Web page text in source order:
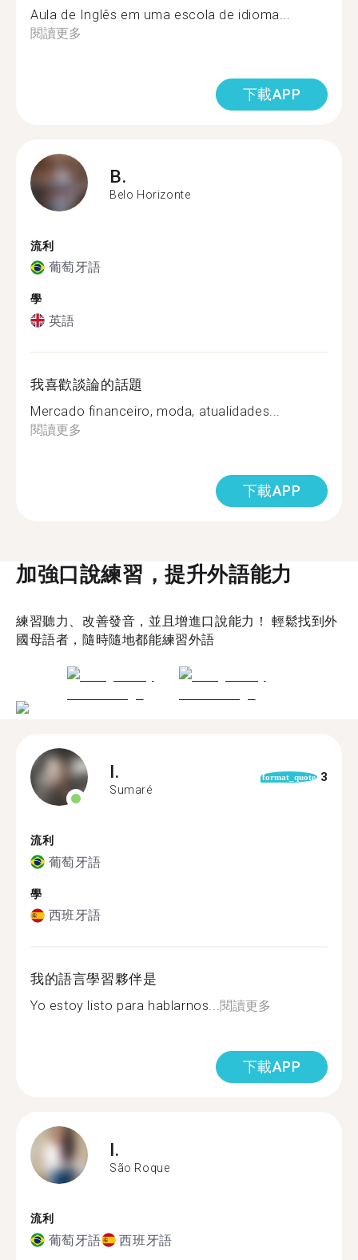
Aula de Inglês em uma escola de idioma...
閱讀更多
下載APP
B.
Belo Horizonte
流利
葡萄牙語
學
英語
我喜歡談論的話題
Mercado financeiro, moda, atualidades...
閱讀更多
下載APP
加強口說練習，提升外語能力
練習聽力、改善發音，並且增進口說能力！ 輕鬆找到外
國母語者，隨時隨地都能練習外語
I.
Sumaré
format_quote 3
流利
葡萄牙語
學
西班牙語
我的語言學習夥伴是
Yo estoy listo para hablarnos...閱讀更多
下載APP
I.
São Roque
流利
葡萄牙語 西班牙語